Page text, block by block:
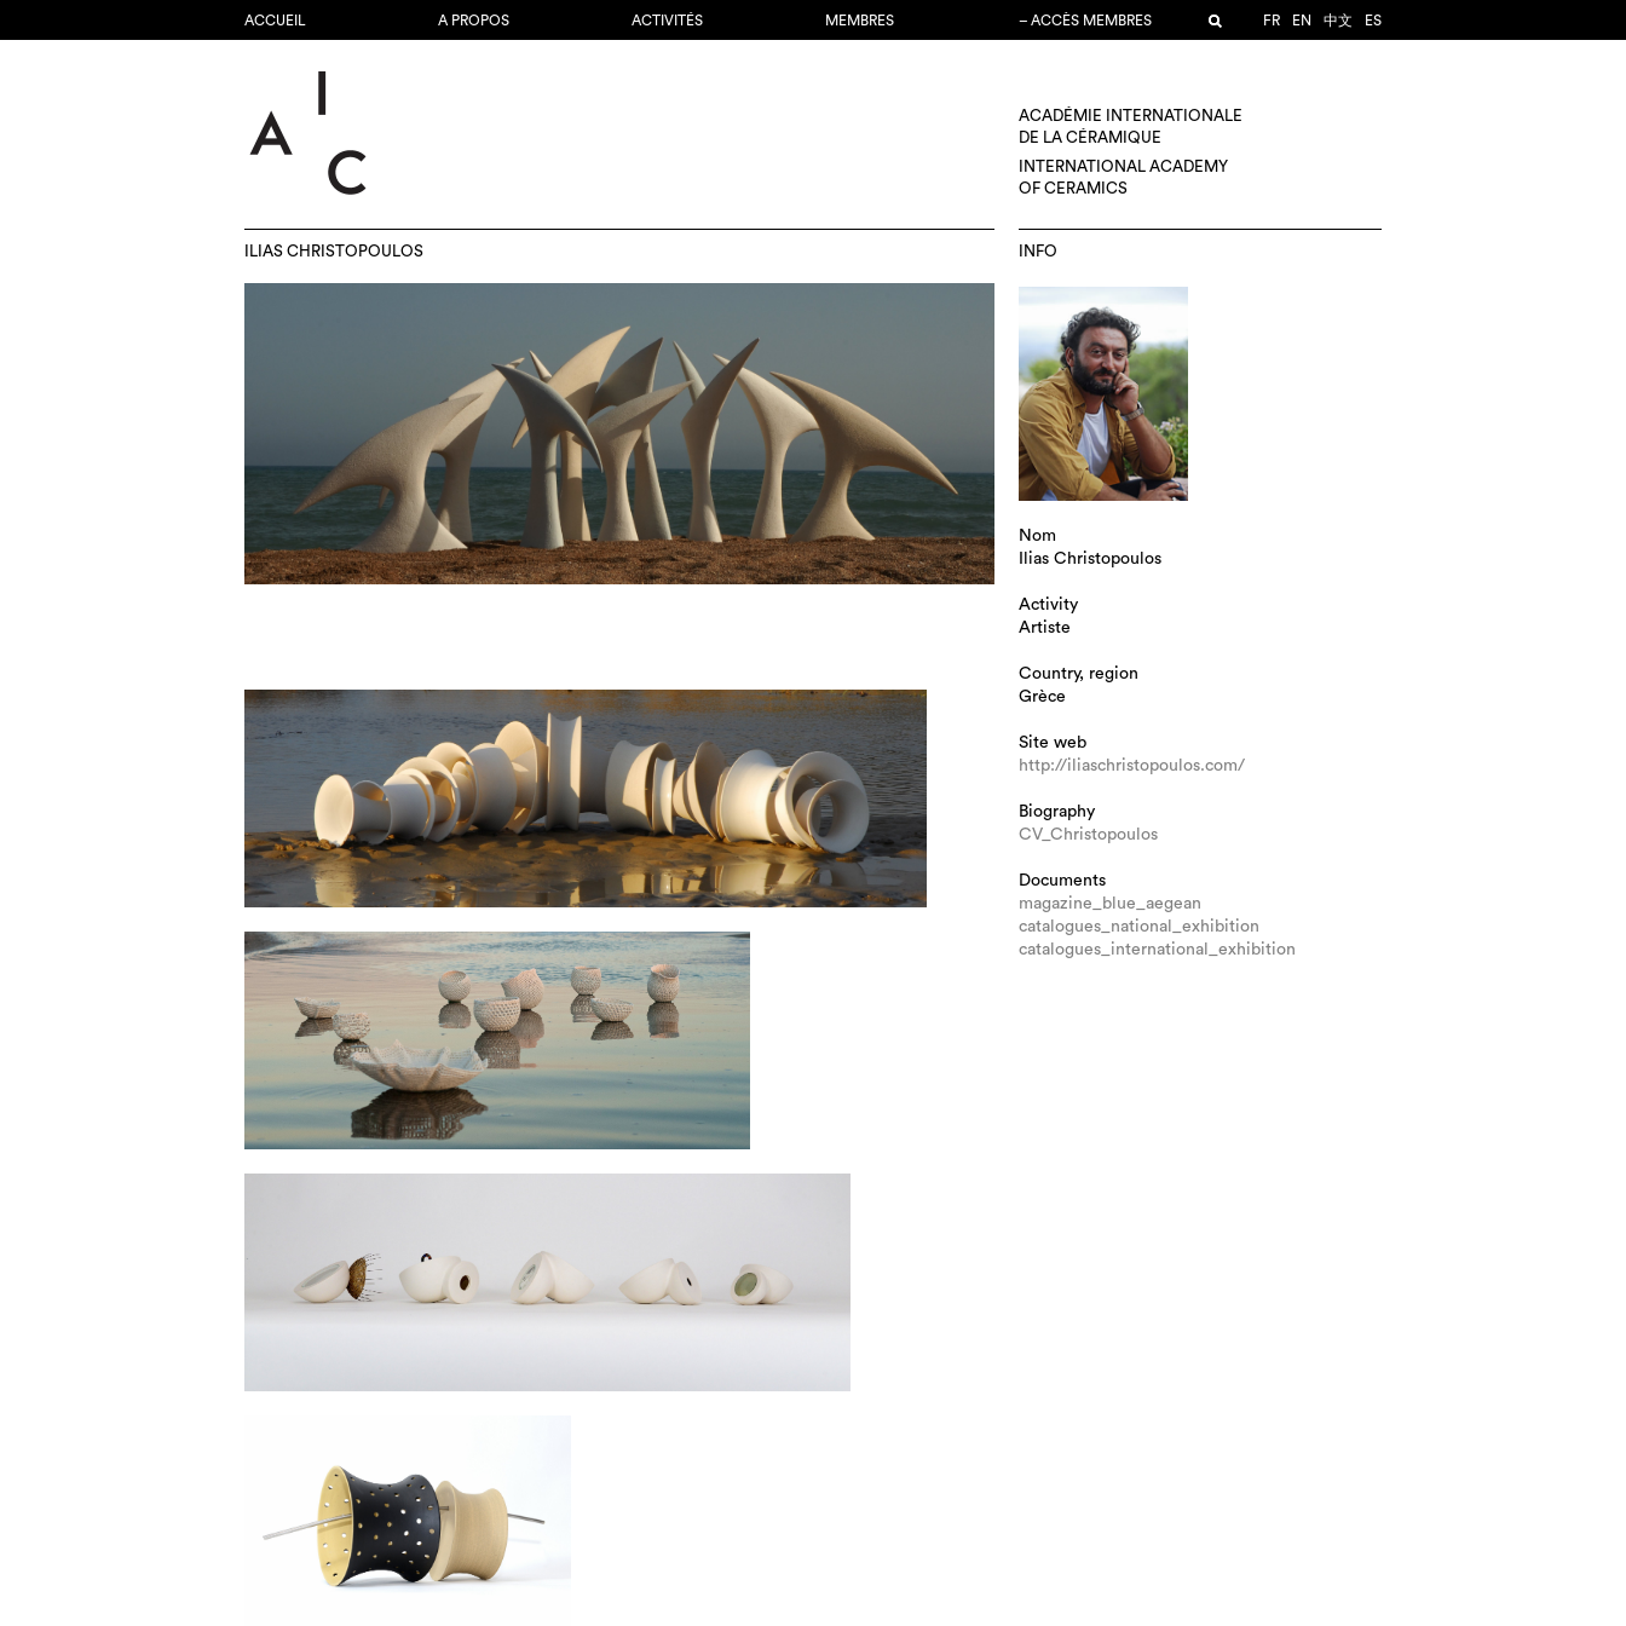
ACCUEIL A PROPOS ACTIVITÉS MEMBRES – ACCÈS MEMBRES FR EN 中文 ES
ACADÉMIE INTERNATIONALE
DE LA CÉRAMIQUE
INTERNATIONAL ACADEMY
OF CERAMICS
ILIAS CHRISTOPOULOS INFO
Nom
Ilias Christopoulos
Activity
Artiste
Country, region
Grèce
Site web
http://iliaschristopoulos.com/
Biography
CV_Christopoulos
Documents
magazine_blue_aegean
catalogues_national_exhibition
catalogues_international_exhibition